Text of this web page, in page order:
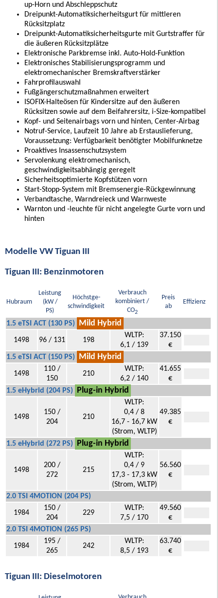
up-Horn und Abschleppschutz
Dreipunkt-Automatiksicherheitsgurt für mittleren
Rücksitzplatz
Dreipunkt-Automatiksicherheitsgurte mit Gurtstraffer für
die äußeren Rücksitzplätze
Elektronische Parkbremse inkl. Auto-Hold-Funktion
Elektronisches Stabilisierungsprogramm und
elektromechanischer Bremskraftverstärker
Fahrprofilauswahl
Fußgängerschutzmaßnahmen erweitert
ISOFIX-Halteösen für Kindersitze auf den äußeren
Rücksitzen sowie auf dem Beifahrersitz, i-Size-kompatibel
Kopf- und Seitenairbags vorn und hinten, Center-Airbag
Notruf-Service, Laufzeit 10 Jahre ab Erstauslieferung,
Voraussetzung: Verfügbarkeit benötigter Mobilfunknetze
Proaktives Insassenschutzsystem
Servolenkung elektromechanisch,
geschwindigkeitsabhängig geregelt
Sicherheitsoptimierte Kopfstützen vorn
Start-Stopp-System mit Bremsenergie-Rückgewinnung
Verbandtasche, Warndreieck und Warnweste
Warnton und -leuchte für nicht angelegte Gurte vorn und
hinten
Modelle VW Tiguan III
Tiguan III: Benzinmotoren
Hubraum
Leistung
(kW /
PS)
Höchstge-
schwindigkeit
Verbrauch
kombiniert /
CO2
Preis
ab
Effizienz
1.5 eTSI ACT (130 PS) Mild Hybrid
1498 96 / 131 198
WLTP:
6,1 / 139
37.150
€
1.5 eTSI ACT (150 PS)
Mild Hybrid
1498
110 /
150
210
WLTP:
6,2 / 140
41.655
€
1.5 eHybrid (204 PS)
Plug-in Hybrid
1498
150 /
204
210
WLTP:
0,4 / 8
16,7 - 16,7 kW
(Strom, WLTP)
49.385
€
1.5 eHybrid (272 PS) Plug-in Hybrid
1498
200 /
272
215
WLTP:
0,4 / 9
17,3 - 17,3 kW
(Strom, WLTP)
56.560
€
2.0 TSI 4MOTION (204 PS)
1984
150 /
204
229
WLTP:
7,5 / 170
49.560
€
2.0 TSI 4MOTION (265 PS)
1984
195 /
265
242
WLTP:
8,5 / 193
63.740
€
Tiguan III: Dieselmotoren